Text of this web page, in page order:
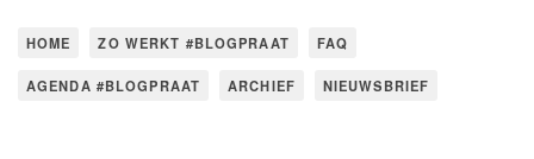
HOME ZO WERKT #BLOGPRAAT FAQ
AGENDA #BLOGPRAAT ARCHIEF NIEUWSBRIEF